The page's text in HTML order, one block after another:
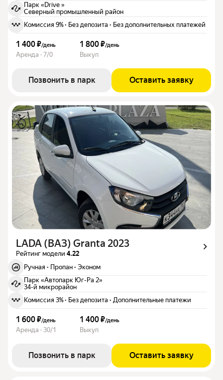
Парк «Drive »
Северный промышленный район
Комиссия 9%· Без депозита · Без дополнительных платежей
1 400 ₽/день
Аренда · 7/0
1 800 ₽/день
Выкуп
Позвонить в парк Оставить заявку
LADA (ВАЗ) Granta 2023
Рейтинг модели 4.22
Ручная · Пропан · Эконом
Парк «Автопарк Юг-Ра 2»
34-й микрорайон
Комиссия 3%· Без депозита · Дополнительные платежи
1 600 ₽/день
Аренда · 30/1
1 400 ₽/день
Выкуп
Позвонить в парк Оставить заявку